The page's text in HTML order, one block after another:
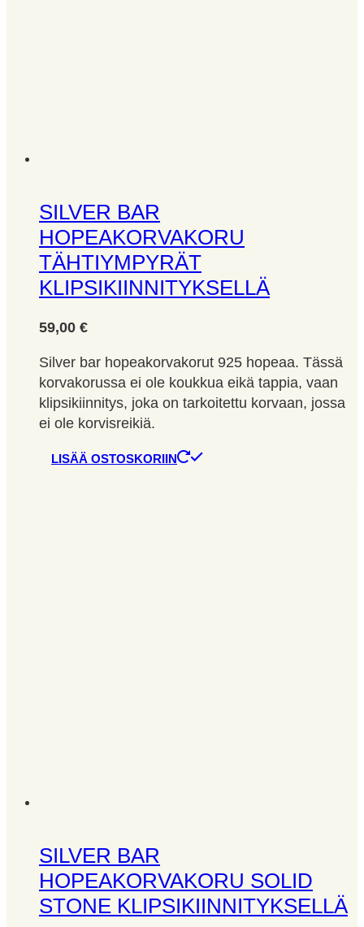
SILVER BAR
HOPEAKORVAKORU
TÄHTIYMPYRÄT
KLIPSIKIINNITYKSELLÄ
59,00 €
Silver bar hopeakorvakorut 925 hopeaa. Tässä
korvakorussa ei ole koukkua eikä tappia, vaan
klipsikiinnitys, joka on tarkoitettu korvaan, jossa
ei ole korvisreikiä.
LISÄÄ OSTOSKORIIN
SILVER BAR
HOPEAKORVAKORU SOLID
STONE KLIPSIKIINNITYKSELLÄ